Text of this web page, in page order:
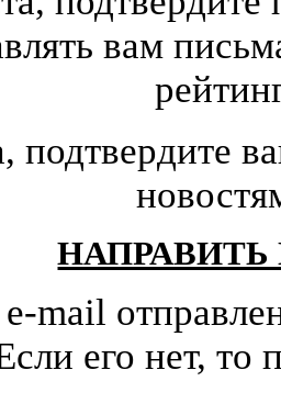
вам
подтвердите
mail
его нет,